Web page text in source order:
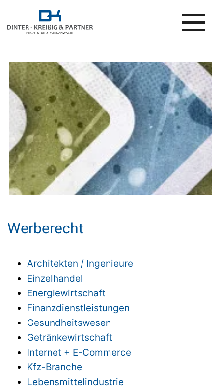
Werberecht
Architekten / Ingenieure
Einzelhandel
Energiewirtschaft
Finanzdienstleistungen
Gesundheitswesen
Getränkewirtschaft
Internet + E-Commerce
Kfz-Branche
Lebensmittelindustrie